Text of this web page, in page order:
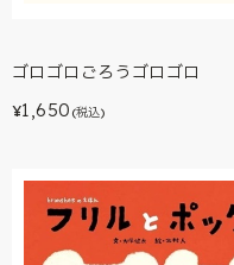
ゴロゴロごろうゴロゴロ
¥1,650 (税込)